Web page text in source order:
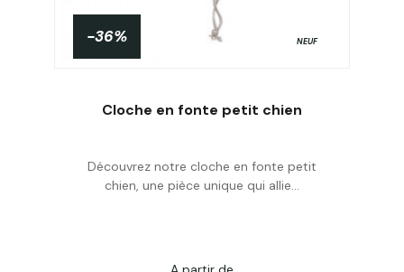
Acheter
-36% NEUF
Cloche en fonte petit chien
Découvrez notre cloche en fonte petit
chien, une pièce unique qui allie...